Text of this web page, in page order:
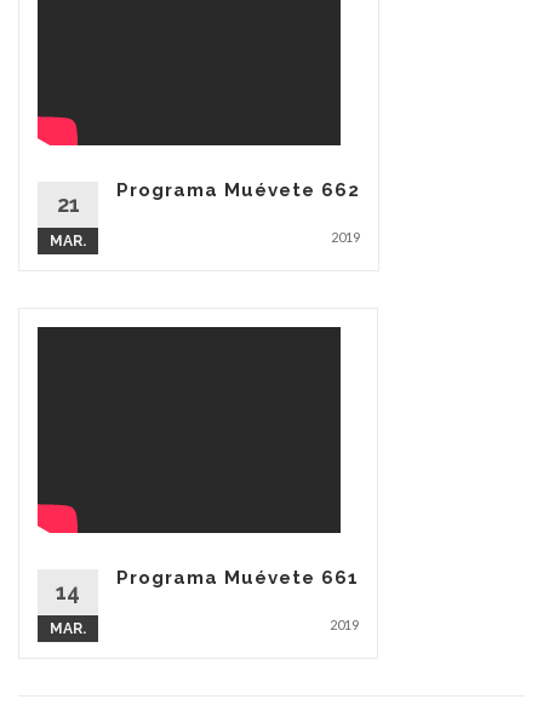
21
MAR.
Programa Muévete 662
2019
14
MAR.
Programa Muévete 661
2019